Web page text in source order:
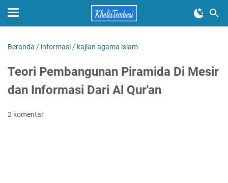
Beranda / informasi / kajian agama islam
Teori Pembangunan Piramida Di Mesir
dan Informasi Dari Al Qur'an
2 komentar